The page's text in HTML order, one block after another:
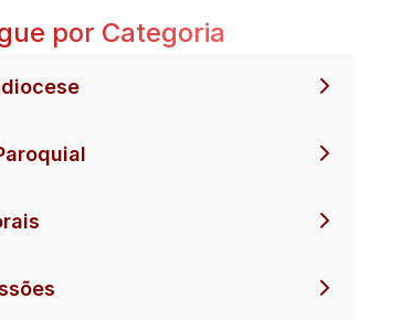
por Categoria